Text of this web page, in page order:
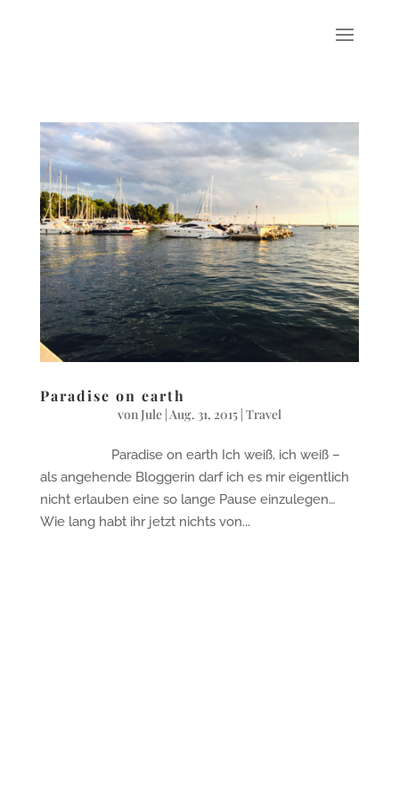
Paradise on earth
vonJule| Aug. 31, 2015| Travel
Paradise on earth Ich weiß, ich weiß –
als angehende Bloggerin darf ich es mir eigentlich
nicht erlauben eine so lange Pause einzulegen…
Wie lang habt ihr jetzt nichts von...